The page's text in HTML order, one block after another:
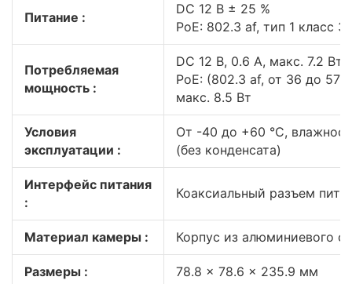
Питание :
DC 12 В ± 25 %
PoE: 802.3 af, тип 1 класс 3
Потребляемая
мощность :
DC 12 В, 0.6 A, макс. 7.2 Вт
PoE: (802.3 af, от 36 до 57
макс. 8.5 Вт
Условия
эксплуатации :
От -40 до +60 °C,
(без конденсата)
Интерфейс питания
:
Коаксиальный разъем
Материал камеры : Корпус из алюминиевого
Размеры : 78.8 × 78.6 × 235.9 мм